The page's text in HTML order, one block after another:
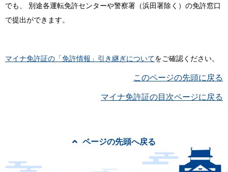
でも、
別途各運転免許センターや警察署（浜田署除く）の免許窓口
で提出ができます。
マイナ免許証の「免許情報」引き継ぎについてをご確認ください。
このページの先頭に戻る
マイナ免許証の目次ページに戻る
ページの先頭へ戻る